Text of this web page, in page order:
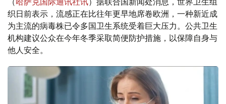
织日前表示，流感正在比往年更早地席卷欧洲，一种新近成
为主流的病毒株已令多国卫生系统受着巨大压力。公共卫生
机构建议公众在今年冬季采取简便防护措施，以保障自身与
他人安全。